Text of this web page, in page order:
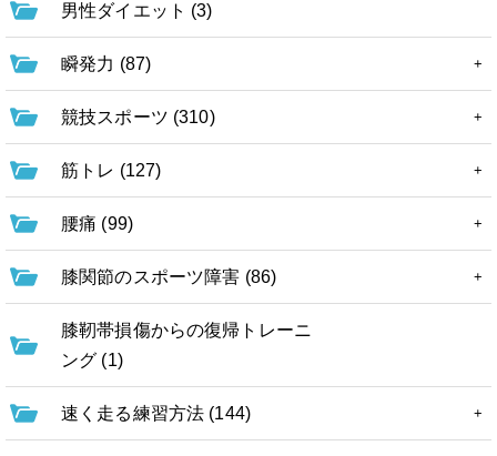
男性ダイエット (3)
瞬発力 (87)
競技スポーツ (310)
筋トレ (127)
腰痛 (99)
膝関節のスポーツ障害 (86)
膝靭帯損傷からの復帰トレーニ
ング (1)
速く走る練習方法 (144)